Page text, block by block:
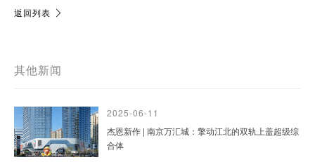
返回列表
其他新闻
2025-06-11
杰恩新作 | 南京万汇城：擎动江北的双轨上盖超级综
合体